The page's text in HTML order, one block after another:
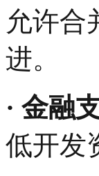
允许合
进。
· ‌金融
低开发